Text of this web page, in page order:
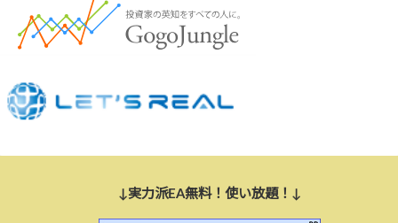
↓実力派EA無料！使い放題！↓